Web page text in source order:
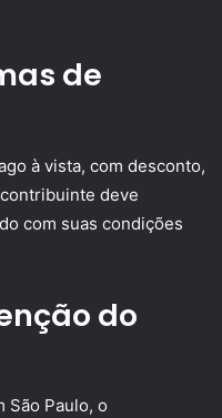
de
à vista, com desconto,
deve
com suas condições
do
São Paulo, o